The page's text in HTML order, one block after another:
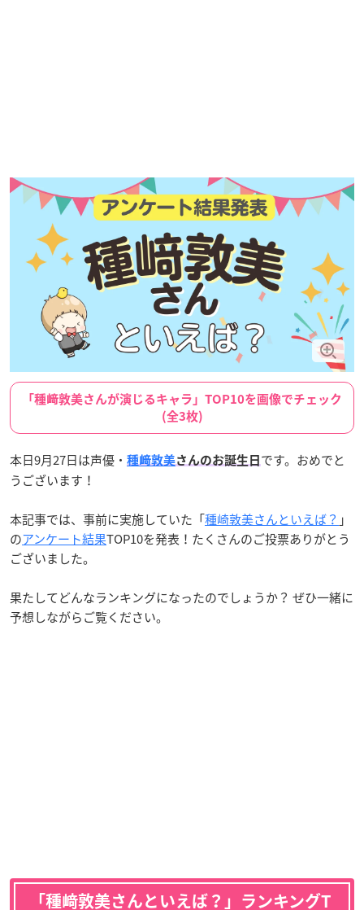
「種﨑敦美さんが演じるキャラ」TOP10を画像でチェック
(全3枚)
本日9月27日は声優・ 種﨑敦美さんのお誕生日 です。おめでと
うございます！
本記事では、事前に実施していた「種崎敦美さんといえば？ 」
のアンケート結果TOP10を発表！たくさんのご投票ありがとう
ございました。
果たしてどんなランキングになったのでしょうか？ ぜひ一緒に
予想しながらご覧ください。
「種﨑敦美さんといえば？」ランキングT